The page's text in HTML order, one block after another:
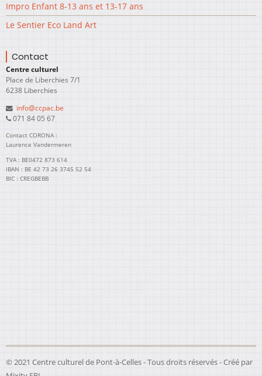
Impro Enfant 8-13 ans et 13-17 ans
Le Sentier Eco Land Art
Contact
Centre culturel
Place de Liberchies 7/1
6238 Liberchies
info@ccpac.be
071 84 05 67
Contact CORONA :
Laurence Vandermeren
TVA : BE0472 873 614
IBAN : BE 42 73 26 3745 52 54
BIC : CREGBEBB
© 2021 Centre culturel de Pont-à-Celles - Tous droits réservés - Créé par